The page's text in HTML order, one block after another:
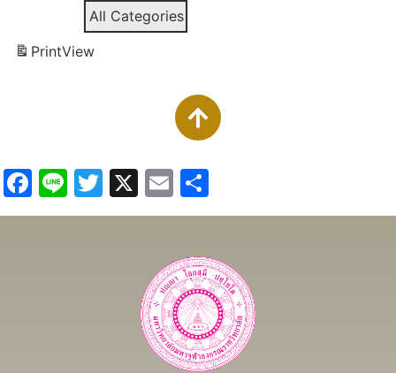
All Categories
PrintView
Facebook
LineTwitter
X Email